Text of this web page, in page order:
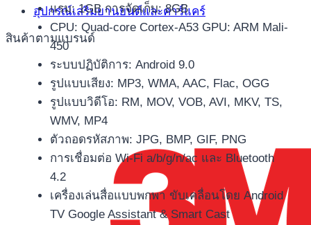
อุปกรณ์เสริมยานยนต์และคาร์แคร์
สินค้าตามแบรนด์
แรม: 1GB การจัดเก็บ: 8GB
CPU: Quad-core Cortex-A53 GPU: ARM Mali-
450
ระบบปฏิบัติการ: Android 9.0
รูปแบบเสียง: MP3, WMA, AAC, Flac, OGG
รูปแบบวิดีโอ: RM, MOV, VOB, AVI, MKV, TS,
WMV, MP4
ตัวถอดรหัสภาพ: JPG, BMP, GIF, PNG
การเชื่อมต่อ Wi-Fi a/b/g/n/ac และ Bluetooth
4.2
เครื่องเล่นสื่อแบบพกพา ขับเคลื่อนโดย Android
TV Google Assistant & Smart Cast